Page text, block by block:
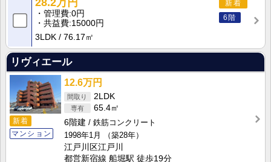
新着
6階
28.2万円
管理費 0円
共益費 15000円
3LDK
76.17㎡
リヴィエール
新着
マンション
12.6万円
2LDK
65.4㎡
6階建
鉄筋コンクリート
1998年1月
（築28年）
江戸川区江戸川
都営新宿線 船堀駅 徒歩19分